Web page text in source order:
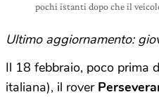
pochi istanti dopo che il
Ultimo aggiornamento:
Il 18 febbraio, poco prima
italiana), il rover